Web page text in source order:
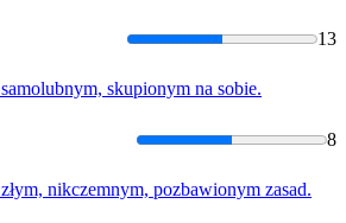
13
samolubnym, skupionym na sobie.
8
złym, nikczemnym, pozbawionym zasad.